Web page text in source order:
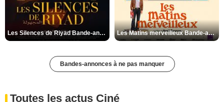
Les Silences de Riyad Bande-annonce VO STFR Les Matins merveilleux Bande-annonce VF
Bandes-annonces à ne pas manquer
Toutes les actus Ciné